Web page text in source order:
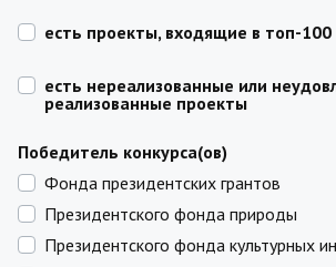
есть проекты, входящие в топ-100
есть нереализованные или
реализованные проекты
Победитель конкурса(ов)
Фонда президентских грантов
Президентского фонда природы
Президентского фонда культурных